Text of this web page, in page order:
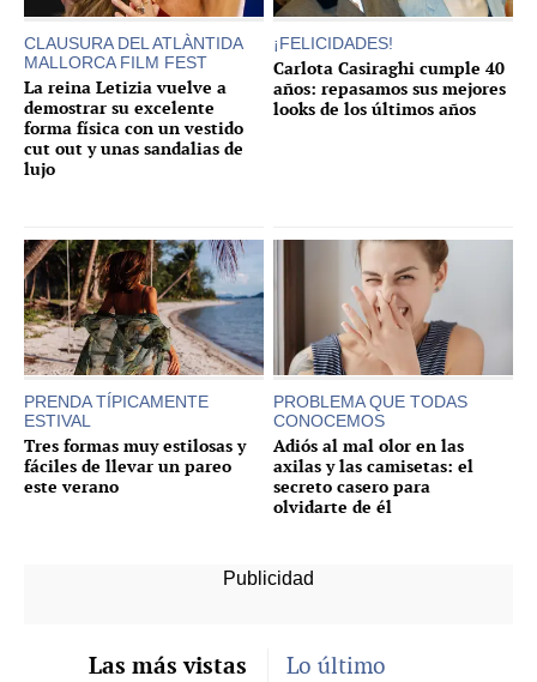
CLAUSURA DEL ATLÀNTIDA
MALLORCA FILM FEST
La reina Letizia vuelve a
demostrar su excelente
forma física con un vestido
cut out y unas sandalias de
lujo
¡FELICIDADES!
Carlota Casiraghi cumple 40
años: repasamos sus mejores
looks de los últimos años
PRENDA TÍPICAMENTE
ESTIVAL
Tres formas muy estilosas y
fáciles de llevar un pareo
este verano
PROBLEMA QUE TODAS
CONOCEMOS
Adiós al mal olor en las
axilas y las camisetas: el
secreto casero para
olvidarte de él
Las más vistas Lo último